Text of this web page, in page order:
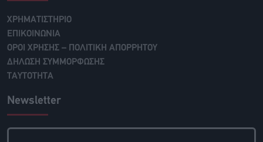
ΧΡΗΜΑΤΙΣΤΗΡΙΟ
ΕΠΙΚΟΙΝΩΝΙΑ
ΟΡΟΙ ΧΡΗΣΗΣ – ΠΟΛΙΤΙΚΗ ΑΠΟΡΡΗΤΟΥ
ΔΗΛΩΣΗ ΣΥΜΜΟΡΦΩΣΗΣ
ΤΑΥΤΟΤΗΤΑ
Newsletter